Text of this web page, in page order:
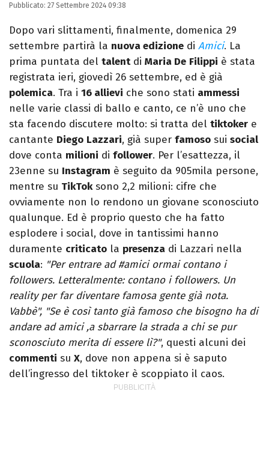
sul comodino, insieme a un romanzo di
Zafon.
Pubblicato: 27 Settembre 2024 09:38
Dopo vari slittamenti, finalmente, domenica 29
settembre partirà la nuova edizione di Amici. La
prima puntata del talentdi Maria De Filippi è stata
registrata ieri, giovedì 26 settembre, ed è già
polemica. Tra i 16 allievi che sono stati ammessi
nelle varie classi di ballo e canto, ce n’è uno che
sta facendo discutere molto: si tratta del tiktoker e
cantante Diego Lazzari, già super famoso sui social
dove conta milioni di follower. Per l’esattezza, il
23enne su Instagram è seguito da 905mila persone,
mentre su TikToksono 2,2 milioni: cifre che
ovviamente non lo rendono un giovane sconosciuto
qualunque. Ed è proprio questo che ha fatto
esplodere i social, dove in tantissimi hanno
duramente criticato la presenza di Lazzari nella
scuola: "Per entrare ad #amici ormai contano i
followers. Letteralmente: contano i followers. Un
reality per far diventare famosa gente già nota.
Vabbè", "Se è così tanto già famoso che bisogno ha di
andare ad amici ,a sbarrare la strada a chi se pur
sconosciuto merita di essere lì?", questi alcuni dei
commenti su X, dove non appena si è saputo
dell’ingresso del tiktoker è scoppiato il caos.